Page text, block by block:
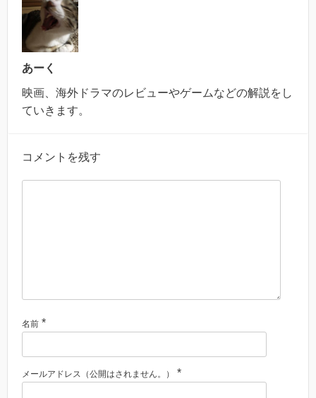
あーく
映画、海外ドラマのレビューやゲームなどの解説をし
ていきます。
コメントを残す
名前 *
メールアドレス（公開はされません。） *